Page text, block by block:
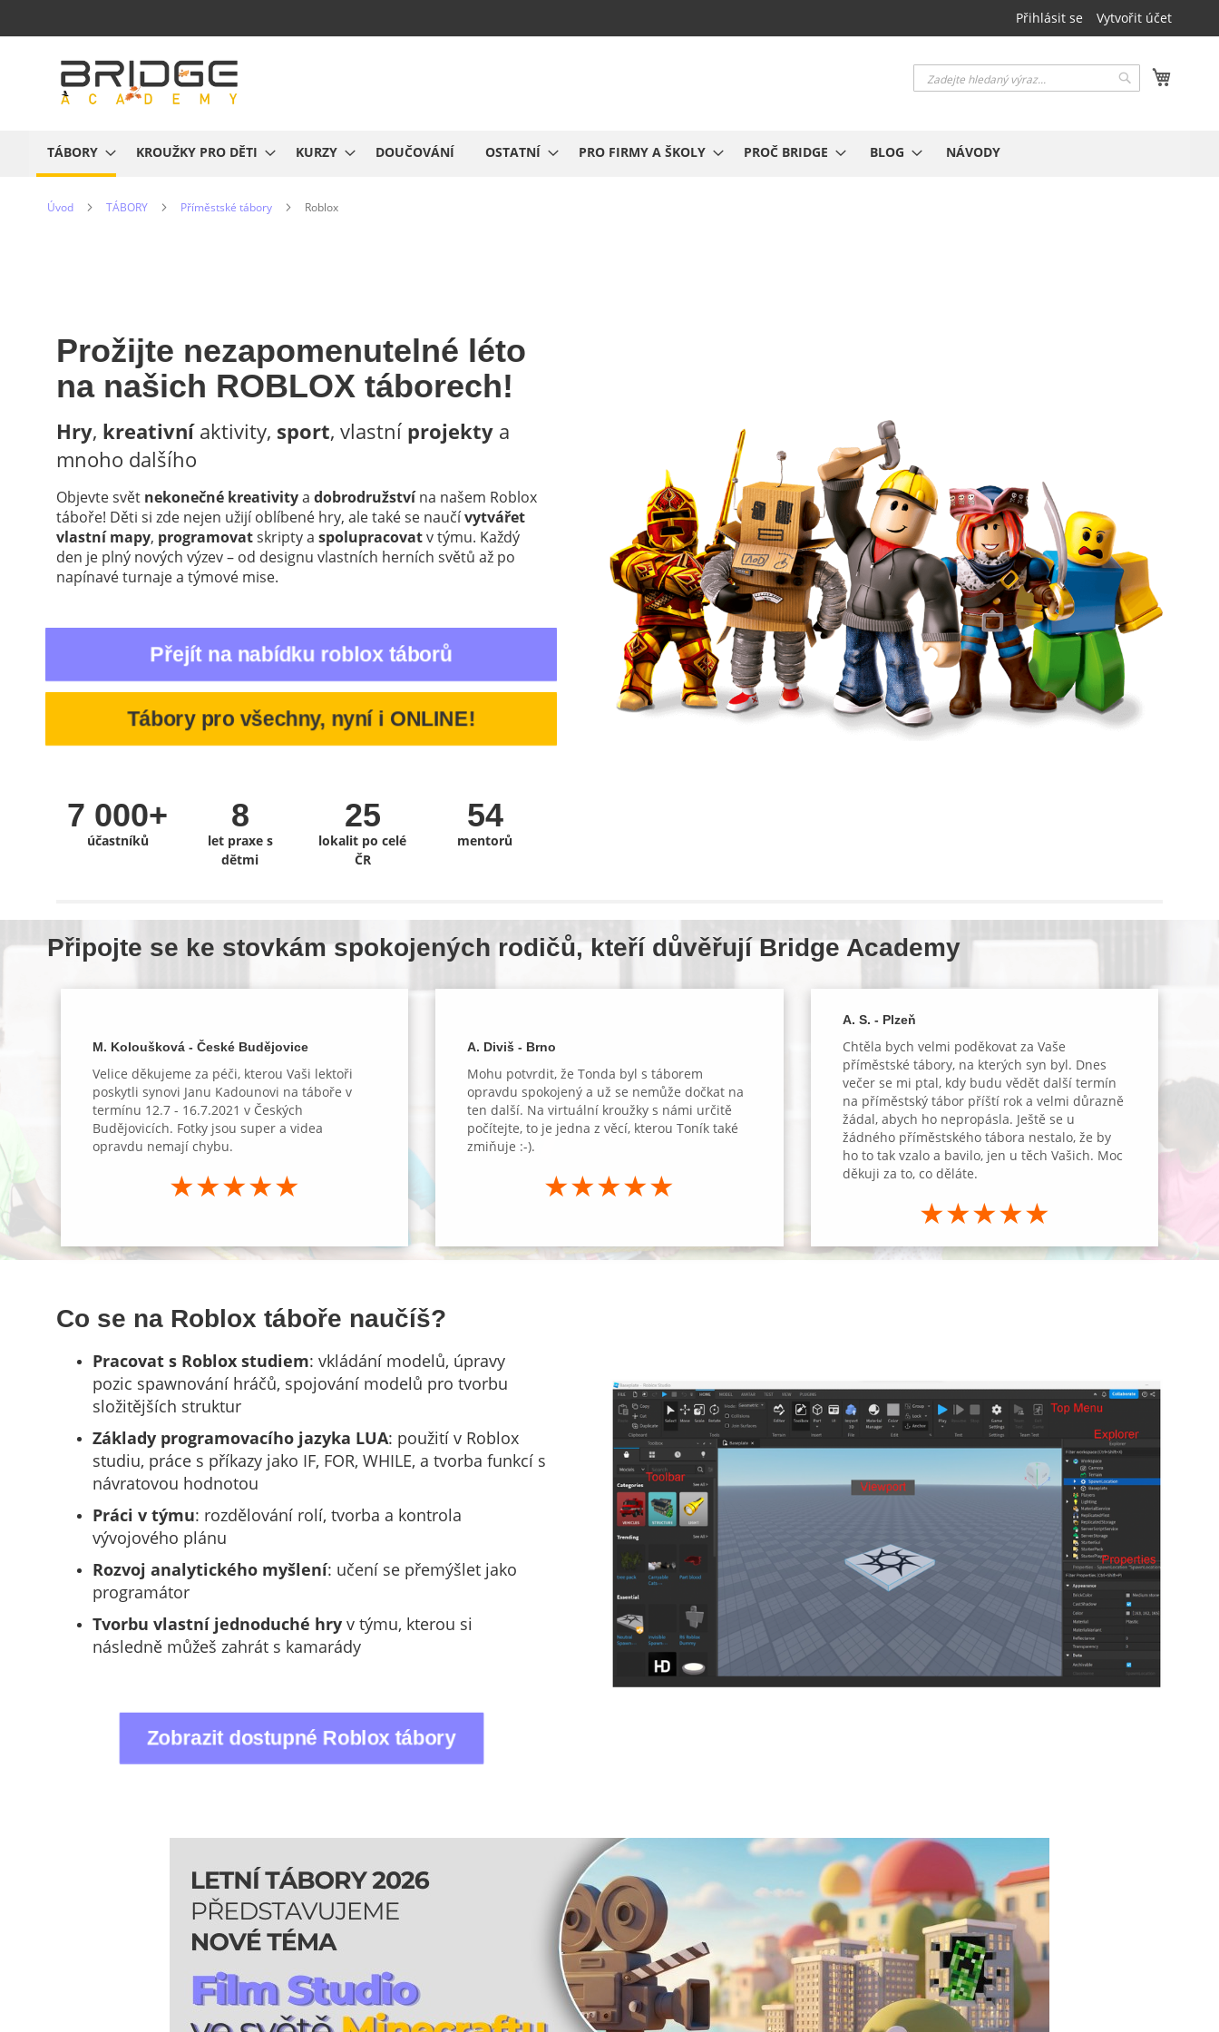
na
Přihlásit se Vytvořit účet
Hledat
Hledat
TÁBORY KROUŽKY PRO DĚTI KURZY DOUČOVÁNÍ OSTATNÍ PRO FIRMY A ŠKOLY PROČ BRIDGE BLOG NÁVODY
Úvod TÁBORY Příměstské tábory Roblox
Prožijte nezapomenutelné léto
na našich ROBLOX táborech!
Hry, kreativníaktivity, sport, vlastní projekty a
mnoho dalšího
Objevte svět nekonečné kreativitya dobrodružstvína našem Roblox
táboře! Děti si zde nejen užijí oblíbené hry, ale také se naučívytvářet
vlastní mapy, programovatskripty a spolupracovatv týmu. Každý
den je plný nových výzev – od designu vlastních herních světů až po
napínavé turnaje a týmové mise.
Přejít na nabídku roblox táborů
Tábory pro všechny, nyní i ONLINE!
7 000+
účastníků
8
let praxe s
dětmi
25
lokalit po celé
ČR
54
mentorů
Připojte se ke stovkám spokojených rodičů, kteří důvěřují Bridge Academy
M. Koloušková - České Budějovice
Velice děkujeme za péči, kterou Vaši lektoři
poskytli synovi Janu Kadounovi na táboře v
termínu 12.7 - 16.7.2021 v Českých
Budějovicích. Fotky jsou super a videa
opravdu nemají chybu.
★★★★★
A. Diviš - Brno
Mohu potvrdit, že Tonda byl s táborem
opravdu spokojený a už se nemůže dočkat na
ten další. Na virtuální kroužky s námi určitě
počítejte, to je jedna z věcí, kterou Toník také
zmiňuje :-).
★★★★★
A. S. - Plzeň
Chtěla bych velmi poděkovat za Vaše
příměstské tábory, na kterých syn byl. Dnes
večer se mi ptal, kdy budu vědět další termín
na příměstský tábor příští rok a velmi důrazně
žádal, abych ho nepropásla. Ještě se u
žádného příměstského tábora nestalo, že by
ho to tak vzalo a bavilo, jen u těch Vašich. Moc
děkuji za to, co děláte.
★★★★★
Co se na Roblox táboře naučíš?
Pracovat s Roblox studiem: vkládání modelů, úpravy
pozic spawnování hráčů, spojování modelů pro tvorbu
složitějších struktur
Základy programovacího jazyka LUA: použití v Roblox
studiu, práce s příkazy jako IF, FOR, WHILE, a tvorba funkcí s
návratovou hodnotou
Práci v týmu: rozdělování rolí, tvorba a kontrola
vývojového plánu
Rozvoj analytického myšlení: učení se přemýšlet jako
programátor
Tvorbu vlastní jednoduché hry v týmu, kterou si
následně můžeš zahrát s kamarády
Zobrazit dostupné Roblox tábory